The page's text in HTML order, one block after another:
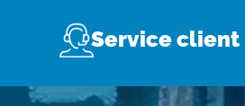
Service client